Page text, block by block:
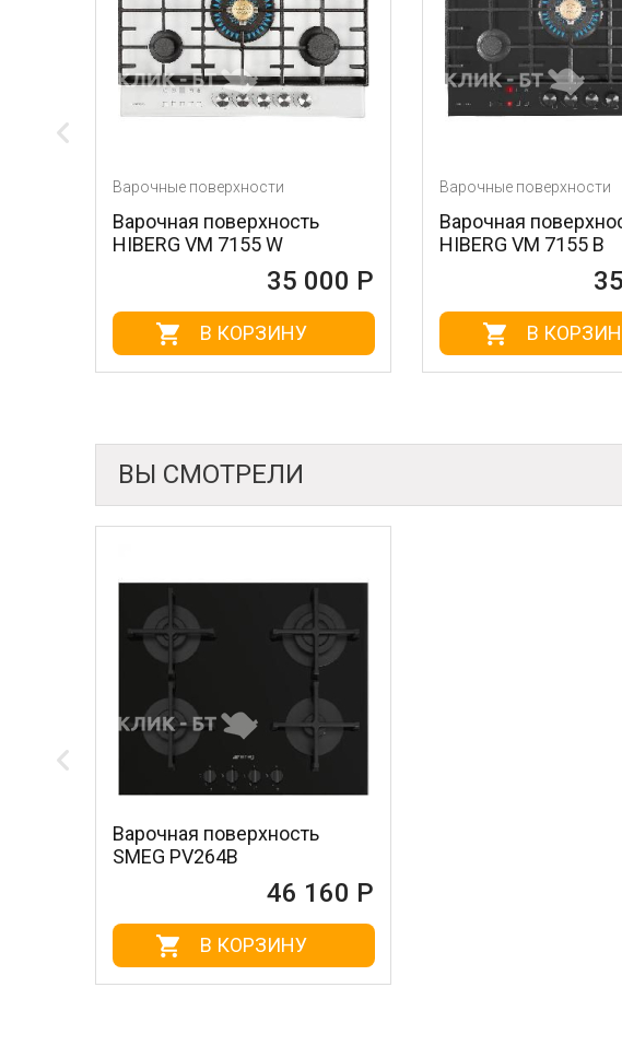
Варочные поверхности
Варочная поверхность
HIBERG VM 7155 W
35 000 Р
В КОРЗИНУ
Варочные поверхности
Варочная поверхность
HIBERG VM 7155 B
35 000 Р
В КОРЗИНУ
ВЫ СМОТРЕЛИ
Варочная поверхность
SMEG PV264B
46 160 Р
В КОРЗИНУ